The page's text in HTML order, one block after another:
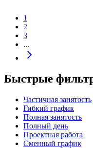
1
2
3
...
Быстрые
Частичная занятость
Гибкий график
Полная занятость
Полный день
Проектная работа
Сменный график